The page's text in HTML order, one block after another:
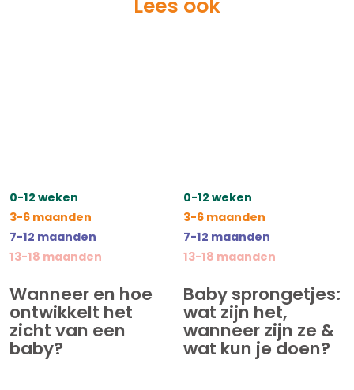
Lees ook
0-12 weken
3-6 maanden
7-12 maanden
13-18 maanden
Wanneer en hoe
ontwikkelt het
zicht van een
baby?
0-12 weken
3-6 maanden
7-12 maanden
13-18 maanden
Baby sprongetjes:
wat zijn het,
wanneer zijn ze &
wat kun je doen?